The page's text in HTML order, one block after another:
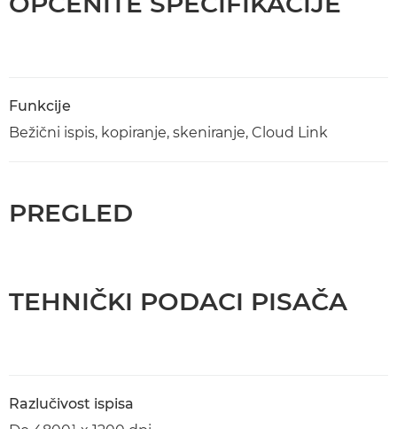
Funkcije
Bežični ispis, kopiranje, skeniranje, Cloud Link
PREGLED
TEHNIČKI PODACI PISAČA
Razlučivost ispisa